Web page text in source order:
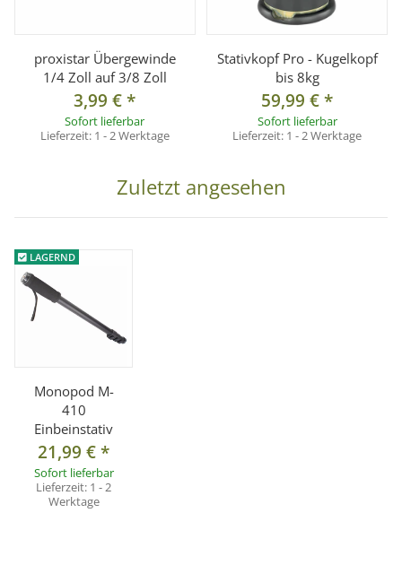
proxistar Übergewinde
1/4 Zoll auf 3/8 Zoll
3,99 €*
Sofort lieferbar
Lieferzeit: 1 - 2 Werktage
Stativkopf Pro - Kugelkopf
bis 8kg
59,99 €*
Sofort lieferbar
Lieferzeit: 1 - 2 Werktage
Zuletzt angesehen
LAGERND
Monopod M-
410
Einbeinstativ
21,99 €*
Sofort lieferbar
Lieferzeit: 1 - 2
Werktage